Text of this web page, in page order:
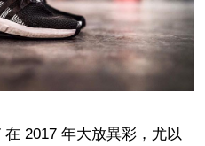
2017 年大放異彩，尤以